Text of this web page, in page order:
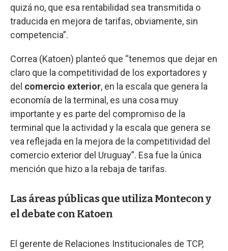
quizá no, que esa rentabilidad sea transmitida o
traducida en mejora de tarifas, obviamente, sin
competencia”.
Correa (Katoen) planteó que “tenemos que dejar en
claro que la competitividad de los exportadores y
del comercio exterior, en la escala que genera la
economía de la terminal, es una cosa muy
importante y es parte del compromiso de la
terminal que la actividad y la escala que genera se
vea reflejada en la mejora de la competitividad del
comercio exterior del Uruguay”. Esa fue la única
mención que hizo a la rebaja de tarifas.
Las áreas públicas que utiliza Montecon y
el debate con Katoen
El gerente de Relaciones Institucionales de TCP,